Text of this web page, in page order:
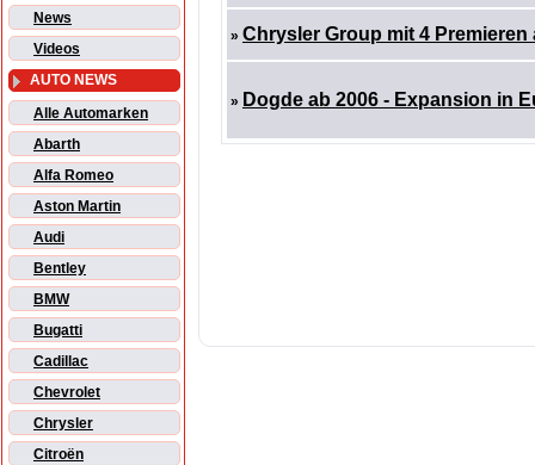
News
Videos
AUTO NEWS
Alle Automarken
Abarth
Alfa Romeo
Aston Martin
Audi
Bentley
BMW
Bugatti
Cadillac
Chevrolet
Chrysler
Citroën
» Chrysler Group mit 4
» Dogde ab 2006 - Expansion in